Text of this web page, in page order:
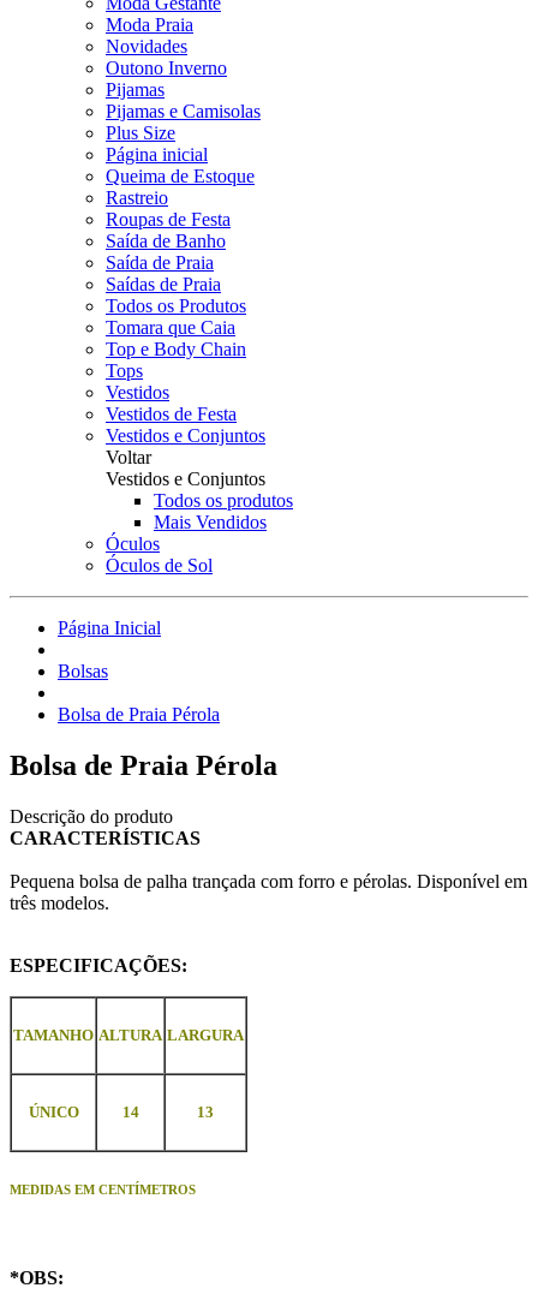
Moda Praia
Novidades
Outono Inverno
Pijamas
Pijamas e Camisolas
Plus Size
Página inicial
Queima de Estoque
Rastreio
Roupas de Festa
Saída de Banho
Saída de Praia
Saídas de Praia
Todos os Produtos
Tomara que Caia
Top e Body Chain
Tops
Vestidos
Vestidos de Festa
Vestidos e Conjuntos
Voltar
Vestidos e Conjuntos
Todos os produtos
Mais Vendidos
Óculos
Óculos de Sol
Página Inicial
Bolsas
Bolsa de Praia Pérola
Bolsa de Praia Pérola
Descrição do produto
CARACTERÍSTICAS
Pequena bolsa de palha trançada com forro e pérolas. Disponível em
três modelos.
ESPECIFICAÇÕES:
TAMANHO ALTURA LARGURA
ÚNICO 14 13
MEDIDAS EM CENTÍMETROS
*OBS: